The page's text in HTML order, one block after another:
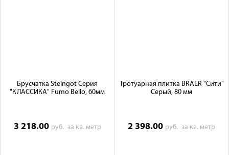
Брусчатка Steingot Серия
"КЛАССИКА" Fumo Bello, 60мм
3 218.00 руб. за кв. метр
Тротуарная плитка BRAER "Сити"
Серый, 80 мм
2 398.00 руб.за кв. метр